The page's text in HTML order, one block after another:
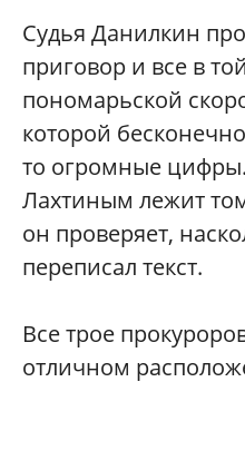
Судья Данилкин
приговор и все в
пономарьской
которой
то огромные
Лахтиным лежит
он проверяет,
переписал текст.
Все трое
отличном